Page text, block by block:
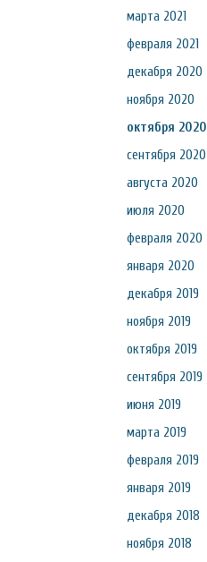
марта 2021
февраля 2021
декабря 2020
ноября 2020
октября 2020
сентября 2020
августа 2020
июля 2020
февраля 2020
января 2020
декабря 2019
ноября 2019
октября 2019
сентября 2019
июня 2019
марта 2019
февраля 2019
января 2019
декабря 2018
ноября 2018